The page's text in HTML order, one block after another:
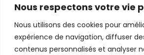
Nous respectons votre vie
Nous utilisons des cookies pour
expérience de navigation, diffuser
contenus personnalisés et analyser
Contact